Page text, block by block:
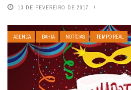
13 DE FEVEREIRO DE 2017
AGENDA BAHIA NOTÍCIAS TEMPO REAL